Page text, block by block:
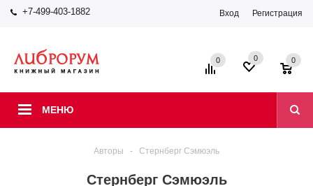
+7-499-403-1882 Вход Регистрация
МЕНЮ
0 0 0
Авторы - Стернберг Сэмюэль
Стернберг Сэмюэль